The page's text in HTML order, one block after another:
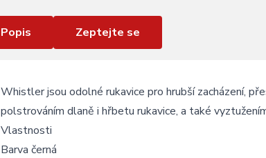
Popis Zeptejte se
Whistler jsou odolné rukavice pro hrubší zacházení,
polstrováním dlaně i hřbetu rukavice, a také
Vlastnosti
Barva černá